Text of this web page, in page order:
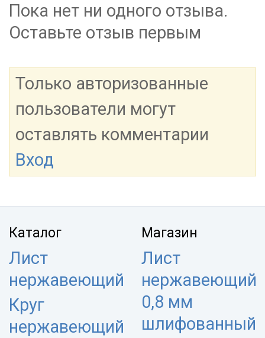
Пока нет ни одного отзыва.
Оставьте отзыв первым
Только авторизованные
пользователи могут
оставлять комментарии
Вход
Каталог
Лист
нержавеющий
Круг
нержавеющий
Магазин
Лист
нержавеющий
0,8 мм
шлифованный